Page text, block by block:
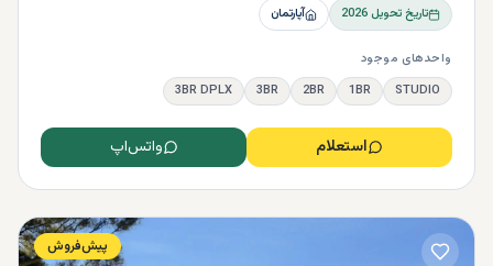
تاریخ تحویل2026 آپارتمان
واحدهای موجود
STUDIO
1BR
2BR
3BR
3BR DPLX
استعلام واتس‌اپ
پیش‌فروش